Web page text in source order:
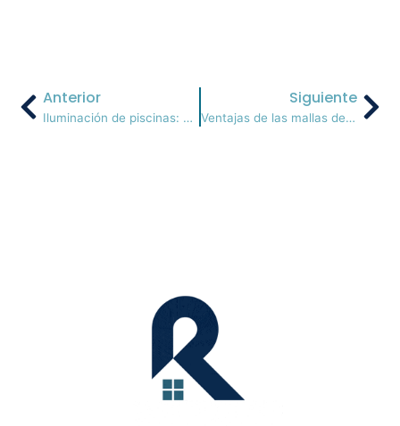
Anterior
Iluminación de piscinas: Todo lo que debes saber
Siguiente
Ventajas de las mallas de sombreo